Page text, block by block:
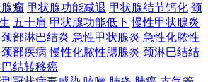
瘤 甲状腺功能减退 甲状腺结节钙化 颈
五十肩 甲状腺功能低下 慢性甲状腺炎
颈部淋巴结炎 急性甲状腺炎 急性化脓性
颈部疾病 慢性化脓性腮腺炎 颈淋巴结结
结转移癌